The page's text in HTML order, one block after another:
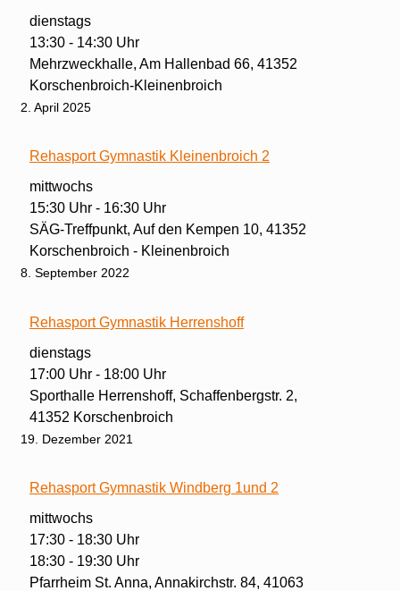
dienstags
13:30 - 14:30 Uhr
Mehrzweckhalle, Am Hallenbad 66, 41352
Korschenbroich-Kleinenbroich
2. April 2025
Rehasport Gymnastik Kleinenbroich 2
mittwochs
15:30 Uhr - 16:30 Uhr
SÄG-Treffpunkt, Auf den Kempen 10, 41352
Korschenbroich - Kleinenbroich
8. September 2022
Rehasport Gymnastik Herrenshoff
dienstags
17:00 Uhr - 18:00 Uhr
Sporthalle Herrenshoff, Schaffenbergstr. 2,
41352 Korschenbroich
19. Dezember 2021
Rehasport Gymnastik Windberg 1und 2
mittwochs
17:30 - 18:30 Uhr
18:30 - 19:30 Uhr
Pfarrheim St. Anna, Annakirchstr. 84, 41063